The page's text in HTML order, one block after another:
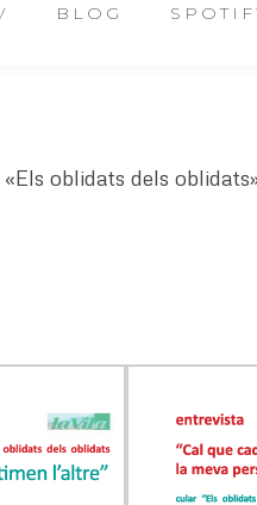
BLOG
oblidats dels